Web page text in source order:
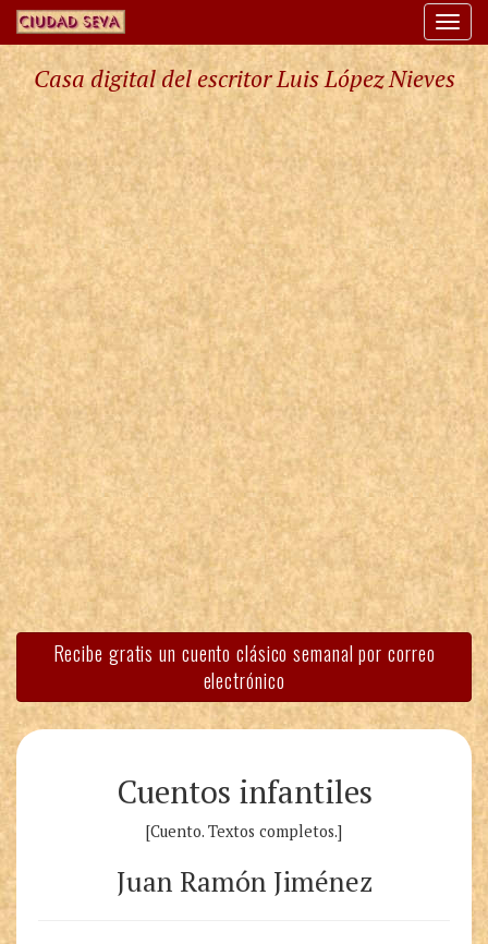
Casa digital del escritor Luis López Nieves
Recibe gratis un cuento clásico semanal por correo
electrónico
Cuentos infantiles
[Cuento. Textos completos.]
Juan Ramón Jiménez